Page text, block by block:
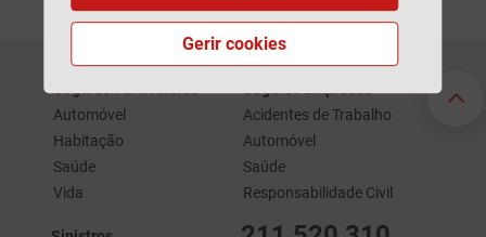
Automóvel
Habitação
Saúde
Vida
Acidentes de Trabalho
Automóvel
Saúde
Responsabilidade Civil
Gerir cookies